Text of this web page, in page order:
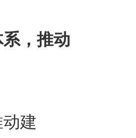
，推动
建